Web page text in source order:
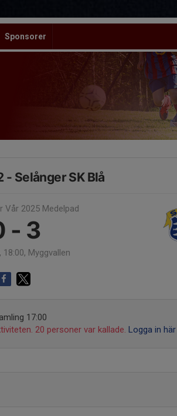
Sponsorer
- Selånger SK Blå
Vår 2025 Medelpad
- 3
18:00, Myggvallen
17:00
20 personer var kallade. Logga in här